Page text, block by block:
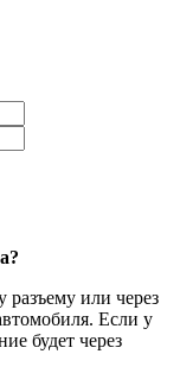
разъему или через
Если у
будет через